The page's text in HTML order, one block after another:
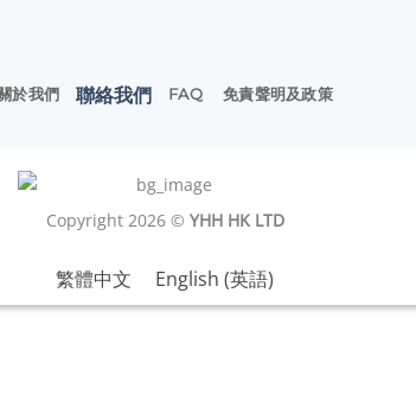
關於我們 聯絡我們 FAQ 免責聲明及政策
Copyright 2026 © YHH HK LTD
繁體中文 English (英語)